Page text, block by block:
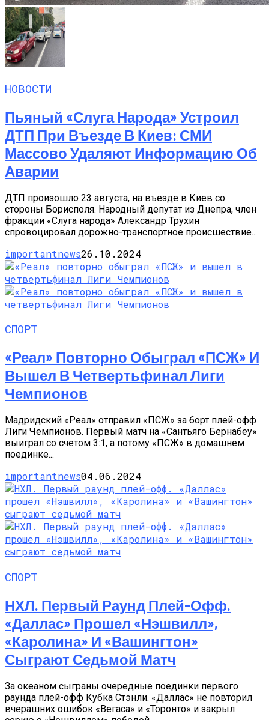
НОВОСТИ
Пьяный «слуга Народа» Устроил
ДТП При Въезде В Киев: СМИ
Массово Удаляют Информацию Об
Аварии
ДТП произошло 23 августа, на въезде в Киев со
стороны Борисполя. Народный депутат из Днепра, член
фракции «Слуга народа» Александр Трухин
спровоцировал дорожно-транспортное происшествие...
importantnews26.10.2024
СПОРТ
«Реал» Повторно Обыграл «ПСЖ» И
Вышел В Четвертьфинал Лиги
Чемпионов
Мадридский «Реал» отправил «ПСЖ» за борт плей-офф
Лиги Чемпионов. Первый матч на «Сантьяго Бернабеу»
выиграл со счетом 3:1, а потому «ПСЖ» в домашнем
поединке...
importantnews04.06.2024
СПОРТ
НХЛ. Первый Раунд Плей-Офф.
«Даллас» Прошел «Нэшвилл»,
«Каролина» И «Вашингтон»
Сыграют Седьмой Матч
За океаном сыграны очередные поединки первого
раунда плей-офф Кубка Стэнли. «Даллас» не повторил
вчерашних ошибок «Вегаса» и «Торонто» и закрыл